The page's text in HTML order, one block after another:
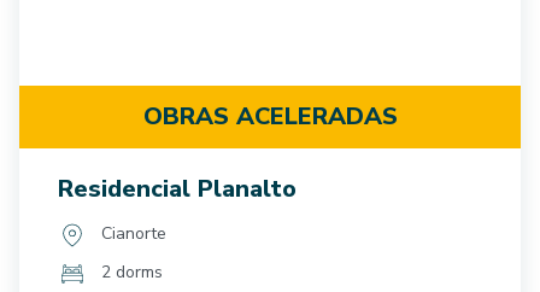
OBRAS ACELERADAS
Residencial Planalto
Cianorte
2 dorms